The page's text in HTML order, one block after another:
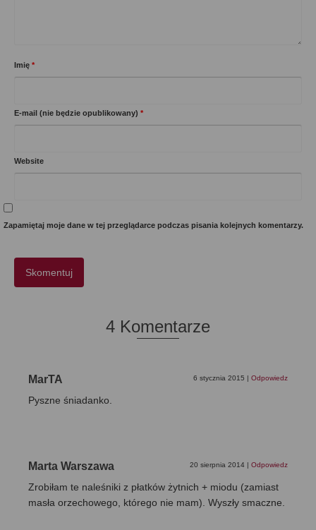
Imię *
E-mail (nie będzie opublikowany) *
Website
Zapamiętaj moje dane w tej przeglądarce podczas pisania kolejnych komentarzy.
4 Komentarze
MarTA 6 stycznia 2015 | Odpowiedz
Pyszne śniadanko.
Marta Warszawa 20 sierpnia 2014 | Odpowiedz
Zrobiłam te naleśniki z płatków żytnich + miodu (zamiast
masła orzechowego, którego nie mam). Wyszły smaczne.